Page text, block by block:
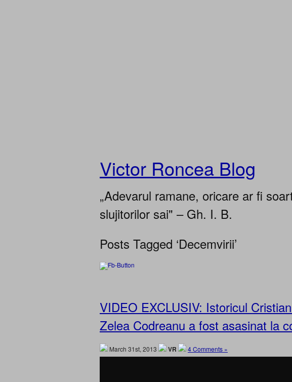
Victor Roncea Blog
„Adevarul ramane, oricare ar fi
slujitorilor sai" – Gh. I. B.
Posts Tagged ‘Decemvirii’
VIDEO EXCLUSIV: Istoricul
Zelea Codreanu a fost asasinat la
March 31st, 2013 VR 4 Comments »